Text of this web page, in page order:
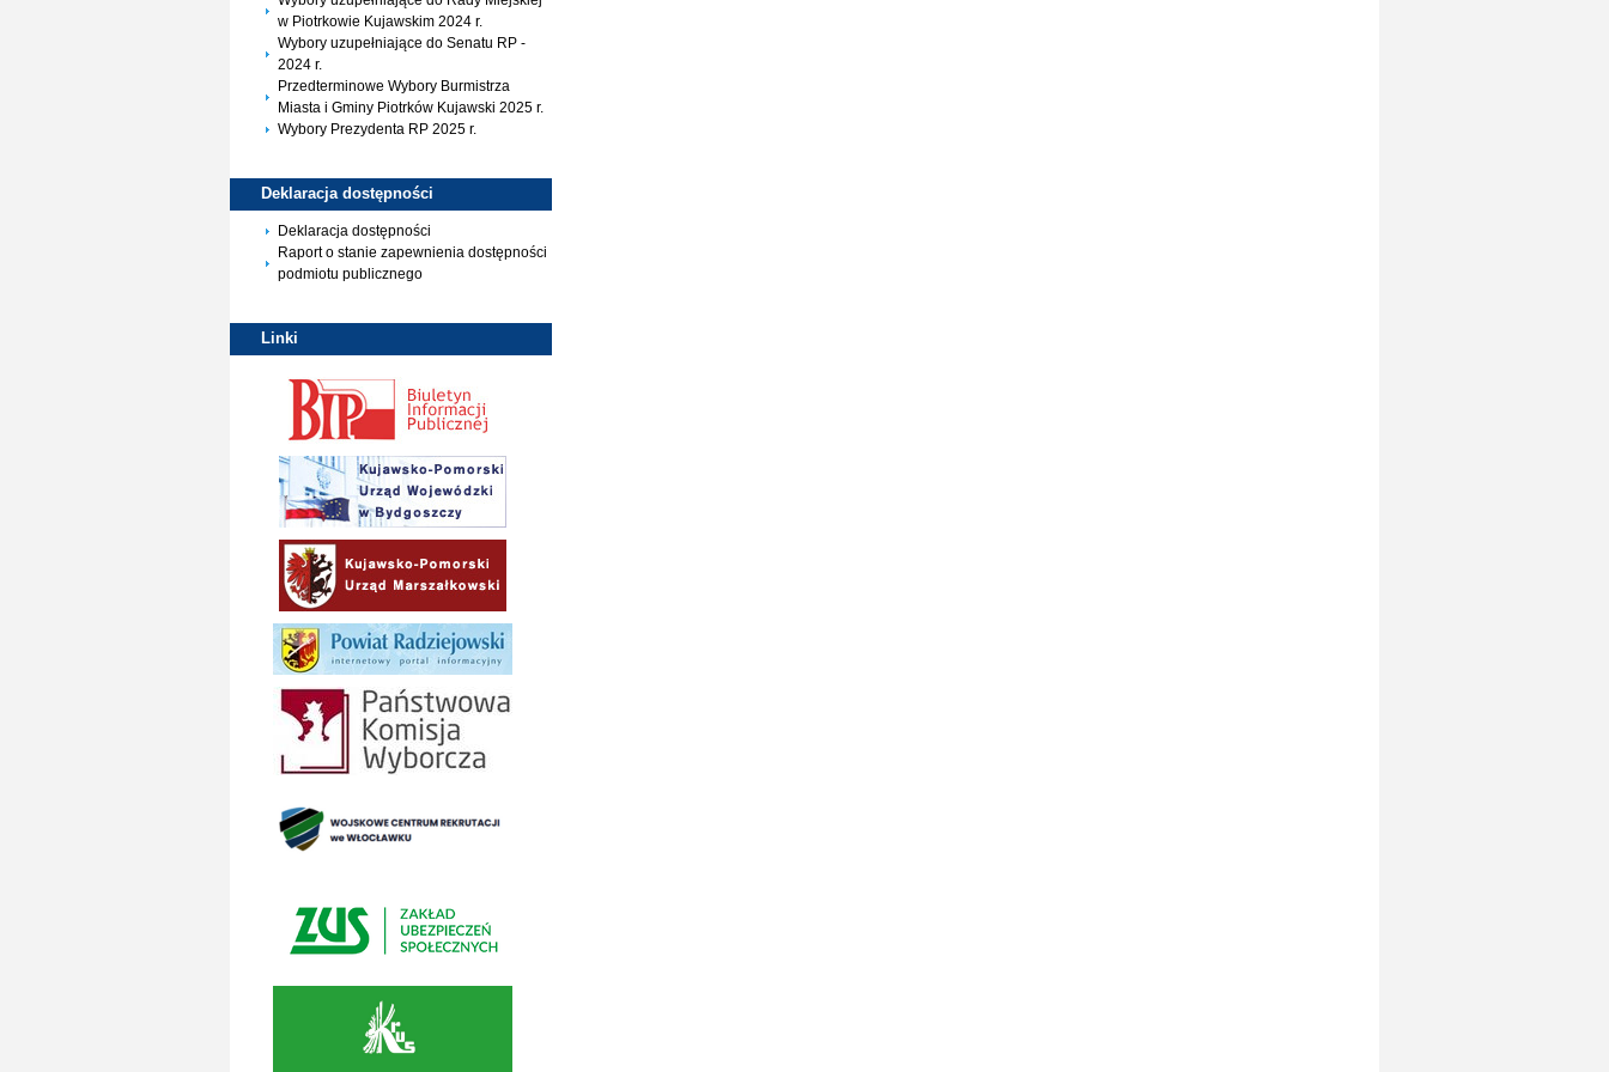
w Piotrkowie Kujawskim 2024 r.
Wybory uzupełniające do Senatu RP -
2024 r.
Przedterminowe Wybory Burmistrza
Miasta i Gminy Piotrków Kujawski 2025 r.
Wybory Prezydenta RP 2025 r.
Deklaracja dostępności
Deklaracja dostępności
Raport o stanie zapewnienia dostępności
podmiotu publicznego
Linki